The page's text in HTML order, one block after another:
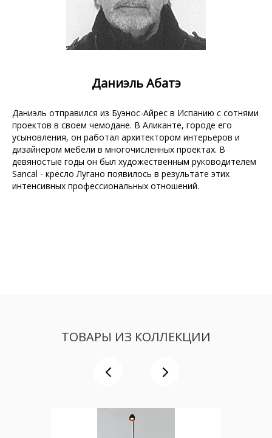
Даниэль Абатэ
Даниэль отправился из Буэнос-Айрес в Испанию с сотнями
проектов в своем чемодане. В Аликанте, городе его
усыновления, он работал архитектором интерьеров и
дизайнером мебели в многочисленных проектах. В
девяностые годы он был художественным руководителем
Sancal - кресло Лугано появилось в результате этих
интенсивных профессиональных отношений.
ТОВАРЫ ИЗ КОЛЛЕКЦИИ